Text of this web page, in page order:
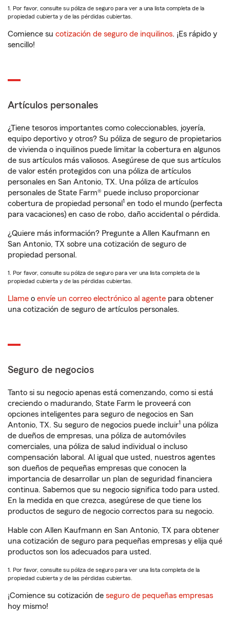
1. Por favor, consulte su póliza de seguro para ver a una lista completa de la
propiedad cubierta y de las pérdidas cubiertas.
Comience su cotización de seguro de inquilinos. ¡Es rápido y
sencillo!
Artículos personales
¿Tiene tesoros importantes como coleccionables, joyería,
equipo deportivo y otros? Su póliza de seguro de propietarios
de vivienda o inquilinos puede limitar la cobertura en algunos
de sus artículos más valiosos. Asegúrese de que sus artículos
de valor estén protegidos con una póliza de artículos
personales en San Antonio, TX. Una póliza de artículos
personales de State Farm® puede incluso proporcionar
cobertura de propiedad personal 1 en todo el mundo (perfecta
para vacaciones) en caso de robo, daño accidental o pérdida.
¿Quiere más información? Pregunte a Allen Kaufmann en
San Antonio, TX sobre una cotización de seguro de
propiedad personal.
1. Por favor, consulte su póliza de seguro para ver una lista completa de la
propiedad cubierta y de las pérdidas cubiertas.
Llame o envíe un correo electrónico al agente para obtener
una cotización de seguro de artículos personales.
Seguro de negocios
Tanto si su negocio apenas está comenzando, como si está
creciendo o madurando, State Farm le proveerá con
opciones inteligentes para seguro de negocios en San
Antonio, TX. Su seguro de negocios puede incluir1 una póliza
de dueños de empresas, una póliza de automóviles
comerciales, una póliza de salud individual o incluso
compensación laboral. Al igual que usted, nuestros agentes
son dueños de pequeñas empresas que conocen la
importancia de desarrollar un plan de seguridad financiera
continua. Sabemos que su negocio significa todo para usted.
En la medida en que crezca, asegúrese de que tiene los
productos de seguro de negocio correctos para su negocio.
Hable con Allen Kaufmann en San Antonio, TX para obtener
una cotización de seguro para pequeñas empresas y elija qué
productos son los adecuados para usted.
1. Por favor, consulte su póliza de seguro para ver una lista completa de la
propiedad cubierta y de las pérdidas cubiertas.
¡Comience su cotización de seguro de pequeñas empresas
hoy mismo!